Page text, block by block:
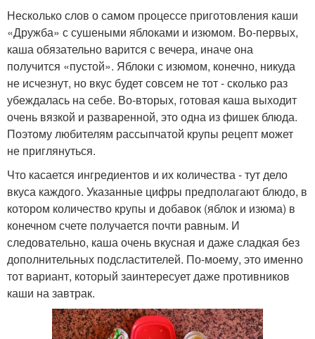
Несколько слов о самом процессе приготовления каши
«Дружба» с сушеными яблоками и изюмом. Во-первых,
каша обязательно варится с вечера, иначе она
получится «пустой». Яблоки с изюмом, конечно, никуда
не исчезнут, но вкус будет совсем не тот - сколько раз
убеждалась на себе. Во-вторых, готовая каша выходит
очень вязкой и разваренной, это одна из фишек блюда.
Поэтому любителям рассыпчатой крупы рецепт может
не приглянуться.
Что касается ингредиентов и их количества - тут дело
вкуса каждого. Указанные цифры предполагают блюдо, в
котором количество крупы и добавок (яблок и изюма) в
конечном счете получается почти равным. И
следовательно, каша очень вкусная и даже сладкая без
дополнительных подсластителей. По-моему, это именно
тот вариант, который заинтересует даже противников
каши на завтрак.